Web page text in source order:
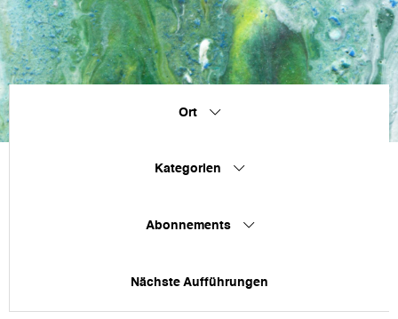
Ort
Kategorien
Abonnements
Nächste Aufführungen